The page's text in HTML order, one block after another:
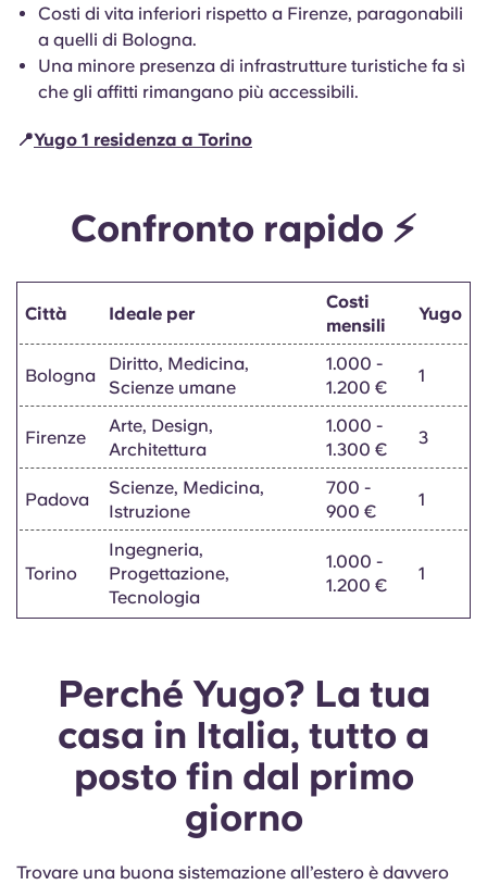
Costi di vita inferiori rispetto a Firenze, paragonabili
a quelli di Bologna.
Una minore presenza di infrastrutture turistiche fa sì
che gli affitti rimangano più accessibili.
📍Yugo 1 residenza a Torino
Confronto rapido ⚡
Città Ideale per
Costi
mensili
Yugo
Bologna
Diritto, Medicina,
Scienze umane
1.000 -
1.200 €
1
Firenze
Arte, Design,
Architettura
1.000 -
1.300 €
3
Padova
Scienze, Medicina,
Istruzione
700 -
900 €
1
Torino
Ingegneria,
Progettazione,
Tecnologia
1.000 -
1.200 €
1
Perché Yugo? La tua
casa in Italia, tutto a
posto fin dal primo
giorno
Trovare una buona sistemazione all’estero è davvero